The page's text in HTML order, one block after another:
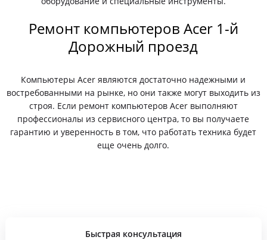
Ремонт компьютеров Acer 1-й
Дорожный проезд
Компьютеры Acer являются достаточно надежными и
востребованными на рынке, но они также могут выходить из
строя. Если ремонт компьютеров Acer выполняют
профессионалы из сервисного центра, то вы получаете
гарантию и уверенность в том, что работать техника будет
еще очень долго.
Быстрая консультация